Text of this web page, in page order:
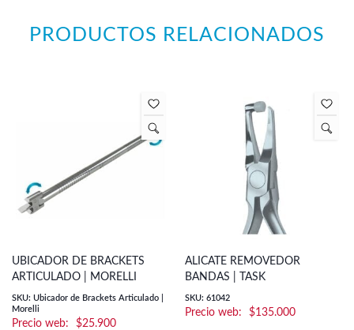
PRODUCTOS RELACIONADOS
UBICADOR DE BRACKETS
ARTICULADO | MORELLI
SKU: Ubicador de Brackets Articulado |
Morelli
$25.900
ALICATE REMOVEDOR
BANDAS | TASK
SKU: 61042
$135.000